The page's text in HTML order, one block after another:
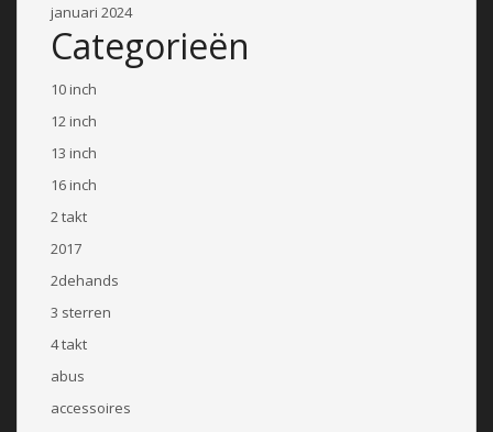
januari 2024
Categorieën
10 inch
12 inch
13 inch
16 inch
2 takt
2017
2dehands
3 sterren
4 takt
abus
accessoires